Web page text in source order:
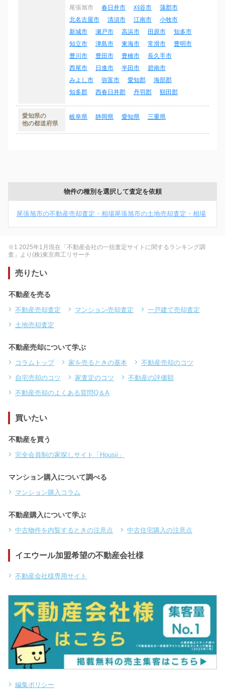
尾張旭市
春日井市 刈谷市
蒲郡市
北名古屋市
清須市 江南市
小牧市
新城市
瀬戸市 高浜市 田原市
知多市
知立市
津島市 東海市 常滑市
豊明市
豊川市
豊田市 豊橋市
長久手市
西尾市
日進市 半田市
碧南市
みよし市
弥富市 愛知郡
海部郡
知多郡
西春日井郡 丹羽郡 額田郡
愛知県の
他の都道府県
岐阜県 静岡県 愛知県 三重県
物件の種別を選択して査定を依頼
尾張旭市の不動産売却査定・相場尾張旭市の土地売却査定・相場
※1 2025年1月現在「不動産会社の一括査定サイトに関するランキング調
査」より(株)東京商工リサーチ
売りたい
不動産を売る
不動産売却査定 マンション売却査定
一戸建て売却査定
土地売却査定
不動産売却について学ぶ
コラムトップ 家を売るときの基本
不動産売却のコツ
自宅売却のコツ
家査定のコツ
不動産の評価額
不動産売却のよくある質問Q＆A
買いたい
不動産を買う
完全会員制の家探しサイト「Housii」
マンション購入について調べる
マンション購入コラム
不動産購入について学ぶ
中古物件を内覧するときの注意点 中古住宅購入の注意点
イエウール加盟希望の不動産会社様
不動産会社様専用サイト
編集ポリシー